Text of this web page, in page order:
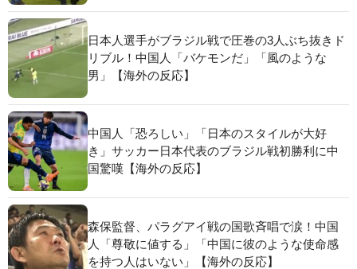
日本人選手がブラジル戦で圧巻の3人ぶち抜きド
リブル！中国人「バケモンだ」「風のような
男」【海外の反応】
中国人「恐ろしい」「日本のスタイルが大好
き」サッカー日本代表のブラジル戦初勝利に中
国驚嘆【海外の反応】
森保監督、パラグアイ戦の国歌斉唱で涙！中国
人「尊敬に値する」「中国に彼のような使命感
を持つ人はいない」【海外の反応】